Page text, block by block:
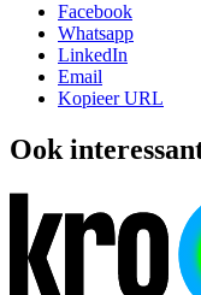
Facebook
Whatsapp
LinkedIn
Email
Kopieer URL
Ook